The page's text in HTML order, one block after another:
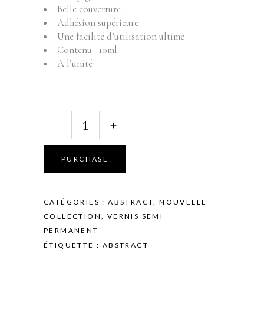
Belle couverture
Adhésion supérieure
Une facilité d’utilisation ultime
Contenu : 10ml
A l’unité
N'
COLOR
-
THE
RAINBOW
-
10ML
quantity
- +
PURCHASE
CATÉGORIES :ABSTRACT,NOUVELLE
COLLECTION, VERNIS SEMI
PERMANENT
ÉTIQUETTE : ABSTRACT